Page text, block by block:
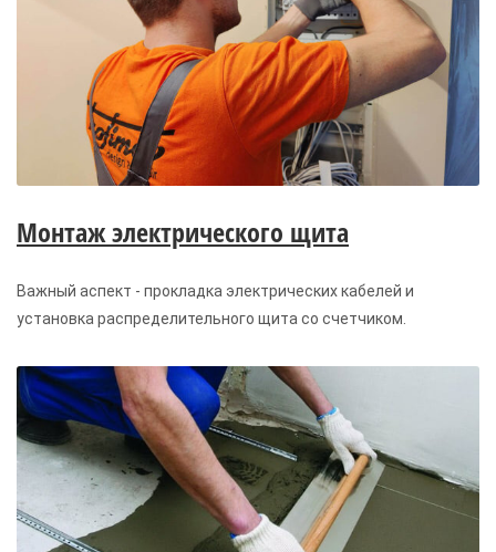
Монтаж электрического щита
Важный аспект - прокладка электрических кабелей и
установка распределительного щита со счетчиком.